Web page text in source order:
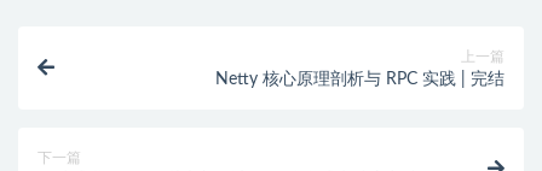
上一篇
Netty 核心原理剖析与 RPC 实践 | 完结
下一篇